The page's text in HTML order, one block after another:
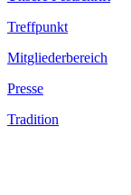
Treffpunkt
Mitgliederbereich
Presse
Tradition